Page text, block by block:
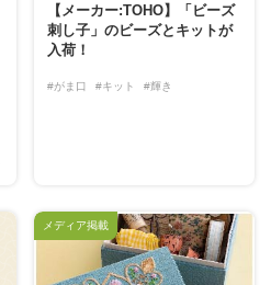
【メーカー:TOHO】「ビーズ
刺し子」のビーズとキットが
入荷！
#がま口 #キット #輝き
メディア掲載